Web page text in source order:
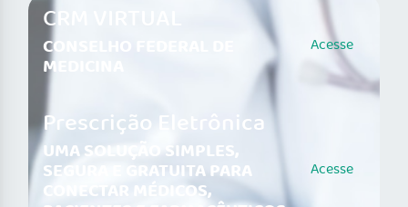
CRM VIRTUAL
CONSELHO FEDERAL DE
MEDICINA
Acesse
Prescrição Eletrônica
UMA SOLUÇÃO SIMPLES,
SEGURA E GRATUITA PARA
CONECTAR MÉDICOS,
Acesse